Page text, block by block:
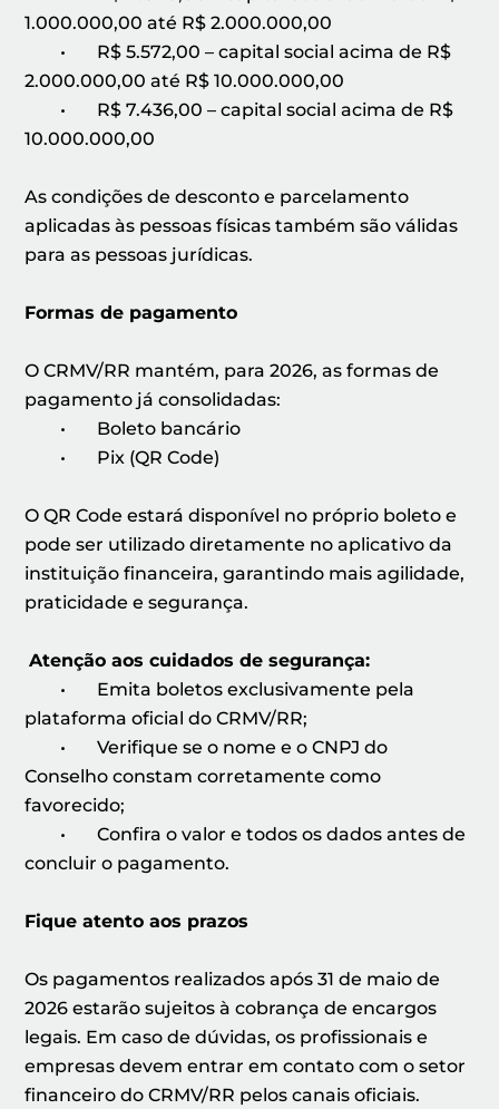
1.000.000,00 até R$ 2.000.000,00
• R$ 5.572,00 – capital social acima de R$
2.000.000,00 até R$ 10.000.000,00
• R$ 7.436,00 – capital social acima de R$
10.000.000,00
As condições de desconto e parcelamento
aplicadas às pessoas físicas também são válidas
para as pessoas jurídicas.
Formas de pagamento
O CRMV/RR mantém, para 2026, as formas de
pagamento já consolidadas:
• Boleto bancário
• Pix (QR Code)
O QR Code estará disponível no próprio boleto e
pode ser utilizado diretamente no aplicativo da
instituição financeira, garantindo mais agilidade,
praticidade e segurança.
Atenção aos cuidados de segurança:
• Emita boletos exclusivamente pela
plataforma oficial do CRMV/RR;
• Verifique se o nome e o CNPJ do
Conselho constam corretamente como
favorecido;
• Confira o valor e todos os dados antes de
concluir o pagamento.
Fique atento aos prazos
Os pagamentos realizados após 31 de maio de
2026 estarão sujeitos à cobrança de encargos
legais. Em caso de dúvidas, os profissionais e
empresas devem entrar em contato com o setor
financeiro do CRMV/RR pelos canais oficiais.